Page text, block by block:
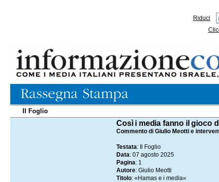
Riduci
Il Foglio
Così i media fanno il gioco
Commento di Giulio Meotti e
Testata: Il Foglio
Data: 07 agosto 2025
Pagina: 1
Autore: Giulio Meotti
Titolo: «Hamas e i media»